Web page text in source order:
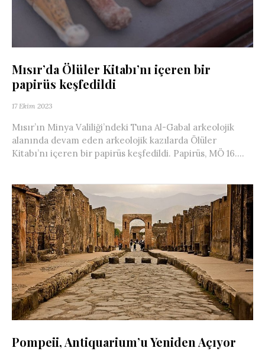
Mısır’da Ölüler Kitabı’nı içeren bir
papirüs keşfedildi
17 Ekim 2023
Mısır’ın Minya Valiliği’ndeki Tuna Al-Gabal arkeolojik
alanında devam eden arkeolojik kazılarda Ölüler
Kitabı’nı içeren bir papirüs keşfedildi. Papirüs, MÖ 16....
Pompeii, Antiquarium’u Yeniden Açıyor